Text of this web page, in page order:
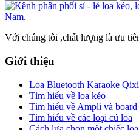
Với chúng tôi ,chất lượng là ưu
Giới thiệu
Loa Bluetooth Karaoke Qixi
Tìm hiểu về loa kéo
Tìm hiểu về Ampli và board
Tìm hiểu về các loại củ loa